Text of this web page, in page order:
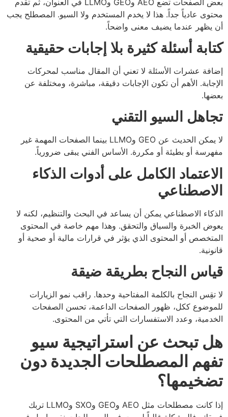
عادياً جداً. هذا لا يخدم المستخدم ولا السيو. المصطلح يجب
يظهر عندما يضيف معنى واضحاً.
أسئلة كثيرة بلا إجابات حقيقية
عشرات الأسئلة لا تعني أن المقال مناسب لمحركات
الأهم أن تكون الإجابات دقيقة، مباشرة، ومختلفة عن
السيو التقني
لا يمكن الحديث عن GEO وLLMO بينما الصفحات المهمة غير
أو بطيئة أو مكررة. الأساس الفني يبقى ضرورياً.
الكامل على أدوات الذكاء
الاصطناعي يمكن أن يساعد في البحث والتنظيم، لكنه لا
الخبرة والسياق والتحقق. وهذا مهم خاصة في المحتوى
أو المحتوى الذي يؤثر في قرارات مالية أو صحية أو
النجاح بطريقة ضيقة
النجاح بالكلمة المفتاحية وحدها. راقب نمو الزيارات
ككل، ظهور الصفحات الداعمة، تحسن الصفحات
وعدد الاستفسارات التي تأتي من المحتوى.
تبحث عن استراتيجية سيو
المصطلحات الجديدة دون
إذا كانت مصطلحات مثل AEO وGEO وSXO وLLMO تربك